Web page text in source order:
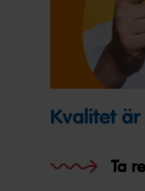
Kvalitet
Ta